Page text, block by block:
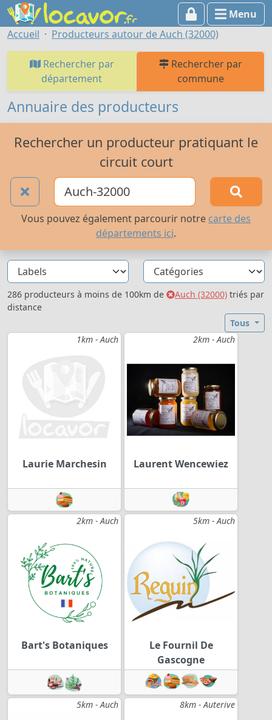
Menu
Accueil
Producteurs autour de Auch (32000)
Rechercher par
département
Rechercher par
commune
Annuaire des producteurs
Rechercher un producteur pratiquant le
circuit court
Vous pouvez également parcourir notre carte des
départements ici.
286 producteurs à moins de 100km de Auch (32000) triés par
distance
Tous
1km - Auch
Laurie Marchesin
2km - Auch
Laurent Wencewiez
2km - Auch
Bart's Botaniques
5km - Auch
Le Fournil De
Gascogne
5km - Auch 8km - Auterive